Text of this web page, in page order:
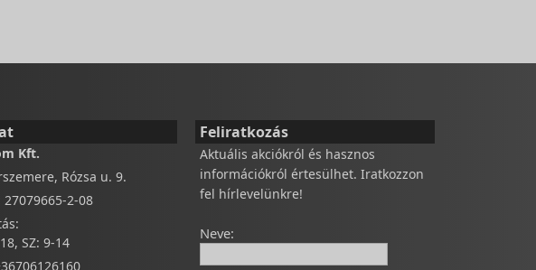
Kft.
Rózsa u. 9.
27079665-2-08
SZ: 9-14
Feliratkozás
Aktuális akciókról és hasznos
információkról értesülhet. Iratkozzon
fel hírlevelünkre!
Neve: